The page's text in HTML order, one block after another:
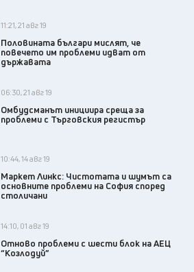
11:21, 21 авг 19
Половината българи мислят, че
повечето им проблеми идват от
държавата
06:30, 21 авг 19
Омбудсманът инициира среща за
проблеми с Търговския регистър
10:44, 14 авг 19
Маркет Линкс: Чистотата и шумът са
основните проблеми на София според
столичани
14:10, 01 авг 19
Отново проблеми с шести блок на АЕЦ
“Козлодуй”